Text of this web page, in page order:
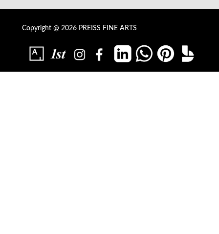
Copyright @ 2026 PREISS FINE ARTS